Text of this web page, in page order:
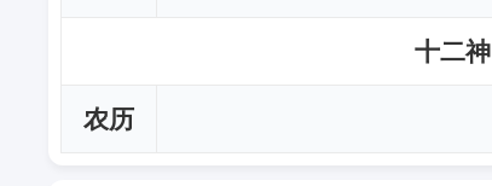
十二神
农历